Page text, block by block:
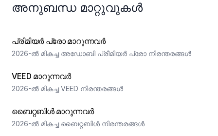
അനുബന്ധ മാറ്റുവുകൾ
പ്രിമിയർ പ്രോ മാറുന്നവർ
2026-ൽ മികച്ച അഡോബി പ്രീമിയർ പ്രോ നിരന്തരങ്ങൾ
VEED മാറുന്നവർ
2026-ൽ മികച്ച VEED നിരന്തരങ്ങൾ
ബൈറ്റബിൾ മാറുന്നവർ
2026-ൽ മികച്ച ബൈറ്റബിൾ നിരന്തരങ്ങൾ